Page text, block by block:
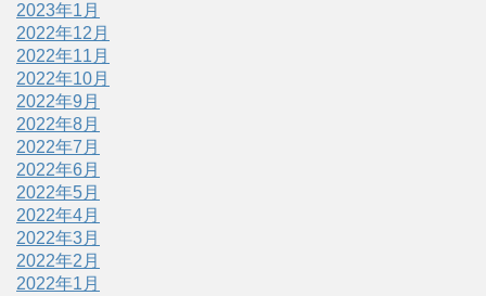
2023年1月
2022年12月
2022年11月
2022年10月
2022年9月
2022年8月
2022年7月
2022年6月
2022年5月
2022年4月
2022年3月
2022年2月
2022年1月